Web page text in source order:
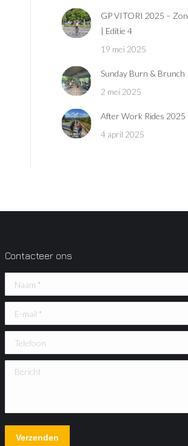
GP VITORI 2025 –
| Editie 4
19 mei 2025
Sunday Burn & Brunch
2 mei 2025
After Work Rides 2025
4 april 2025
Contacteer ons
Naam *
E-mail *
Telefoon
Bericht
Verzenden